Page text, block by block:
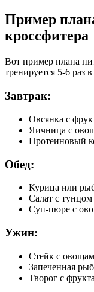
Пример
кроссфитера
Вот пример плана
тренируется 5-6 раз
Завтрак:
Овсянка с
Яичница с
Протеиновый
Обед:
Курица или
Салат с
Суп-пюре с
Ужин:
Стейк с
Запеченная
Творог с